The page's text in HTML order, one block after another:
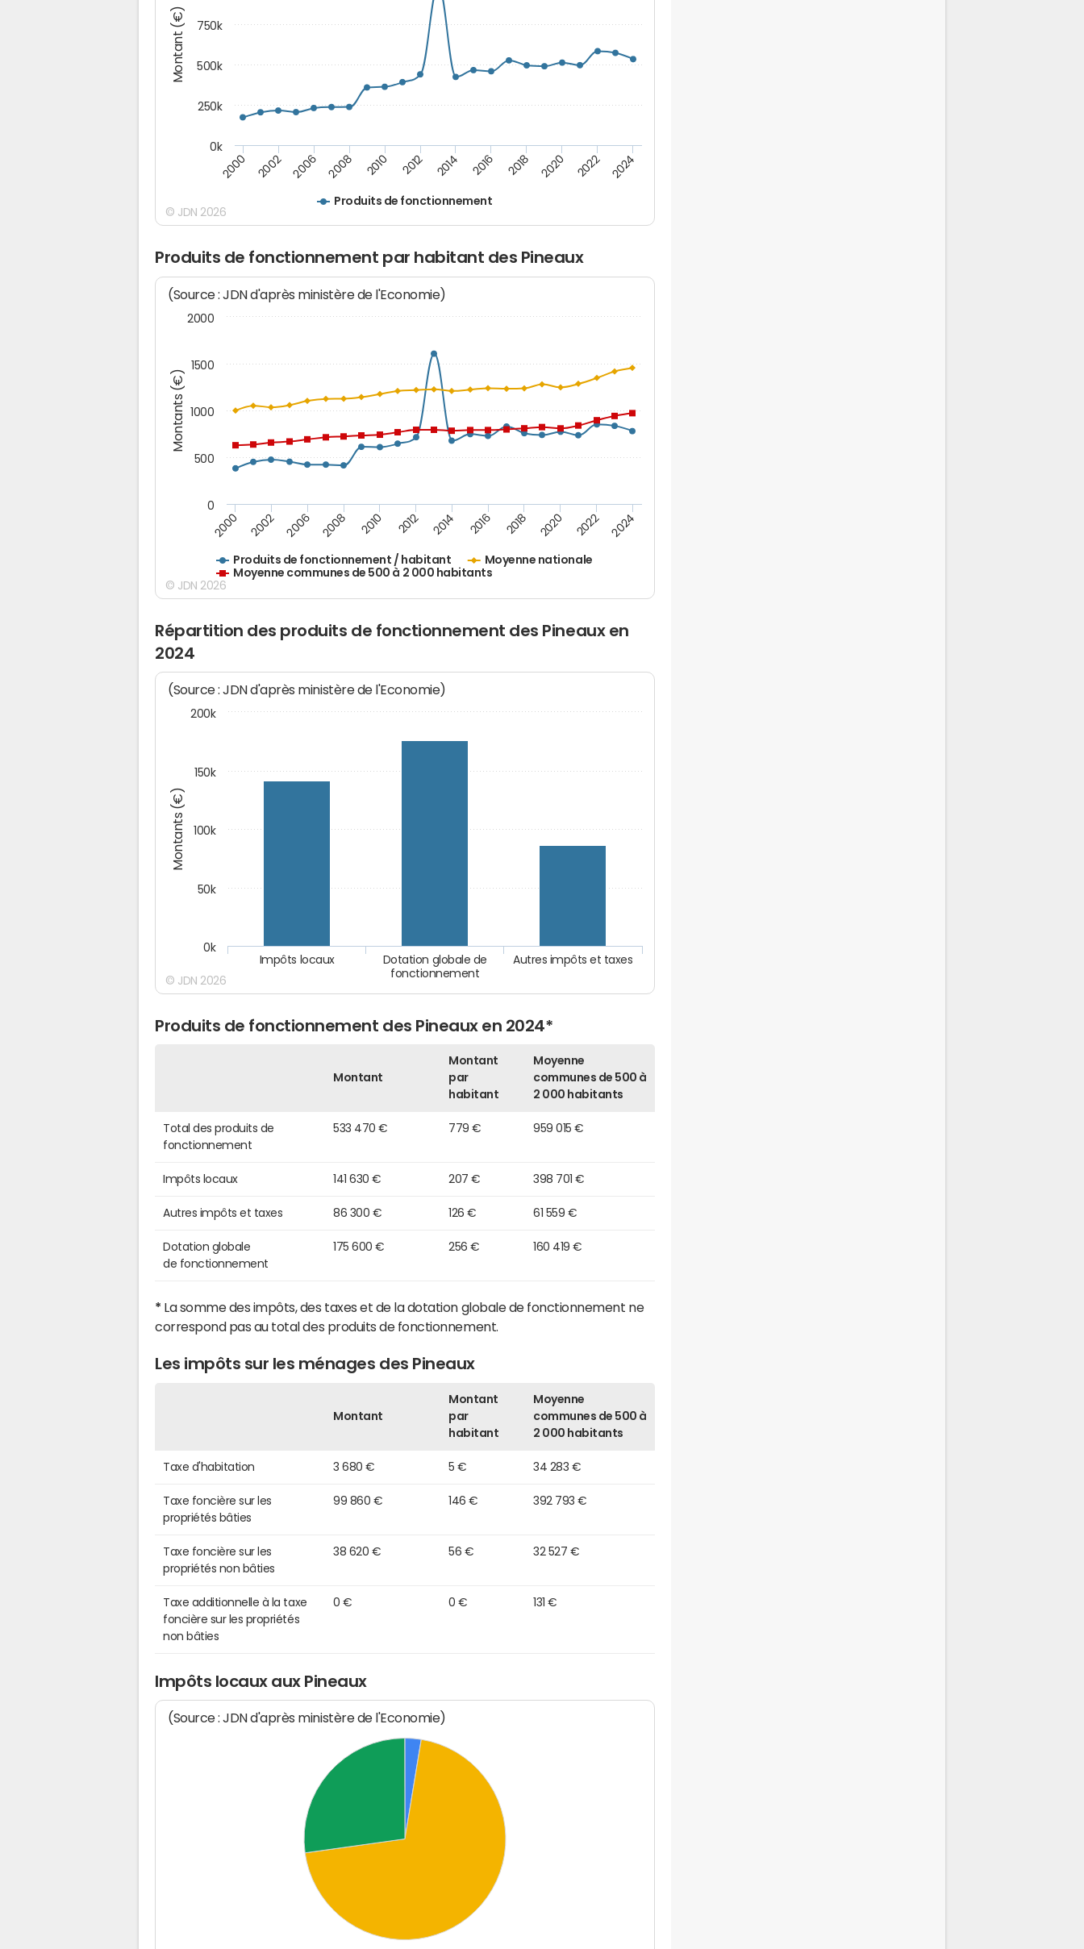
Montant (€)
Produits de fonctionnement
2000 2002 2006 2008 2010 2012 2014 2016 2018 2020 2022 2024
0k
250k
500k
750k
© JDN 2026
Produits de fonctionnement par habitant des Pineaux
Montants (€)
(Source : JDN d'après ministère de l'Economie)
Produits de fonctionnement / habitant
Moyenne nationale
Moyenne communes de 500 à 2 000 habitants
2000 2002 2006 2008 2010 2012 2014 2016 2018 2020 2022 2024
0
500
1000
1500
2000
© JDN 2026
Répartition des produits de fonctionnement des Pineaux en
2024
Montants (€)
(Source : JDN d'après ministère de l'Economie)
Autres impôts et taxes
Dotation globale de
fonctionnement
Impôts locaux
0k
50k
100k
150k
200k
© JDN 2026
Produits de fonctionnement des Pineaux en 2024*
Montant
Montant
par
habitant
Moyenne
communes de 500 à
2 000 habitants
Total des produits de
fonctionnement
533 470 € 779 € 959 015 €
Impôts locaux 141 630 € 207 € 398 701 €
Autres impôts et taxes 86 300 € 126 € 61 559 €
Dotation globale
de fonctionnement
175 600 € 256 € 160 419 €
* La somme des impôts, des taxes et de la dotation globale de fonctionnement ne
correspond pas au total des produits de fonctionnement.
Les impôts sur les ménages des Pineaux
Montant
Montant
par
habitant
Moyenne
communes de 500 à
2 000 habitants
Taxe d'habitation 3 680 € 5 € 34 283 €
Taxe foncière sur les
propriétés bâties
99 860 € 146 € 392 793 €
Taxe foncière sur les
propriétés non bâties
38 620 € 56 € 32 527 €
Taxe additionnelle à la taxe
foncière sur les propriétés
non bâties
0 € 0 € 131 €
Impôts locaux aux Pineaux
(Source : JDN d'après ministère de l'Economie)